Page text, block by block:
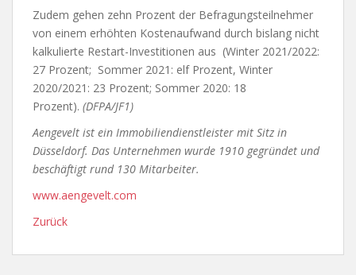
Zudem gehen zehn Prozent der Befragungsteilnehmer
von einem erhöhten Kostenaufwand durch bislang nicht
kalkulierte Restart-Investitionen aus (Winter 2021/2022:
27 Prozent; Sommer 2021: elf Prozent, Winter
2020/2021: 23 Prozent; Sommer 2020: 18
Prozent). (DFPA/JF1)
Aengevelt ist ein Immobiliendienstleister mit Sitz in
Düsseldorf. Das Unternehmen wurde 1910 gegründet und
beschäftigt rund 130 Mitarbeiter.
www.aengevelt.com
Zurück